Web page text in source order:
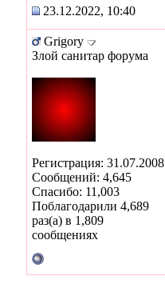
23.12.2022, 10:40
Grigory
Злой санитар форума
Регистрация: 31.07.2008
Сообщений: 4,645
Спасибо: 11,003
Поблагодарили 4,689
раз(а) в 1,809
сообщениях